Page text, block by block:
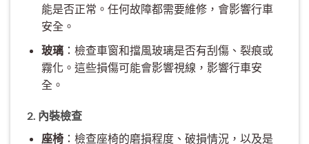
能是否正常。任何故障都需要維修，會影響行車
安全。
玻璃：檢查車窗和擋風玻璃是否有刮傷、裂痕或
霧化。這些損傷可能會影響視線，影響行車安
全。
2. 內裝檢查
座椅：檢查座椅的磨損程度、破損情況，以及是